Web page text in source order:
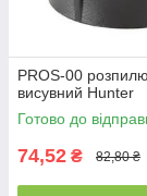
PROS-00
висувний Hunter
Готово до
74,52 ₴ 82,80 ₴